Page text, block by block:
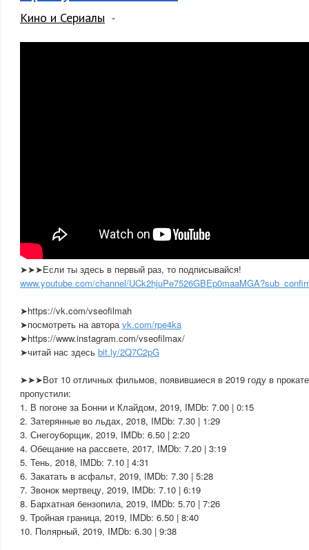
Кино и Сериалы
➤➤➤Если ты здесь в первый раз, то подписывайся!
www.youtube.com/channel/
➤https://vk.com/vseofilmah
➤посмотреть на автораvk.com/rpe4ka
➤https://www.instagram.com/vseofilmax/
➤читай нас здесь bit.ly/2Q7C2pG
➤➤➤Вот 10 отличных фильмов, появившиеся в 2019 году в
пропустили:
1. В погоне за Бонни и Клайдом, 2019, IMDb: 7.00 | 0:15
2. Затерянные во льдах, 2018, IMDb: 7.30 | 1:29
3. Снегоуборщик, 2019, IMDb: 6.50 | 2:20
4. Обещание на рассвете, 2017, IMDb: 7.20 | 3:19
5. Тень, 2018, IMDb: 7.10 | 4:31
6. Закатать в асфальт, 2019, IMDb: 7.30 | 5:28
7. Звонок мертвецу, 2019, IMDb: 7.10 | 6:19
8. Бархатная бензопила, 2019, IMDb: 5.70 | 7:26
9. Тройная граница, 2019, IMDb: 6.50 | 8:40
10. Полярный, 2019, IMDb: 6.30 | 9:38